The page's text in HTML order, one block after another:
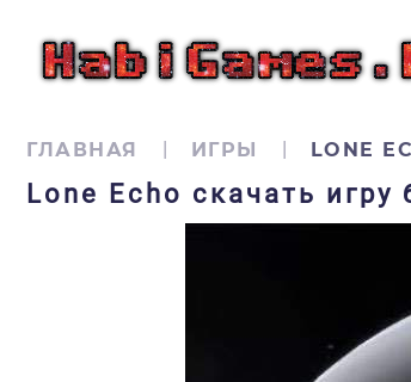
ГЛАВНАЯ ИГРЫ LONE
Lone Echo скачать